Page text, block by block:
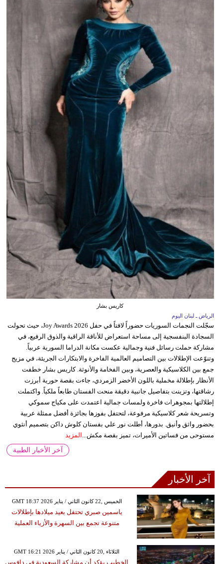
كاريس بشار
الرياض ـ لبنان اليوم
سجّلت النجمات السوريات حضوراً لافتاً في حفل Joy Awards 2026، حيث تحولت
السجادة البنفسجية إلى مساحة استعراض للأناقة الراقية والذوق الرفيع، في
مشاركة حملت رسائل فنية وجمالية عكست مكانة الدراما السورية عربياً.
وتنوّعت الإطلالات بين التصاميم العالمية الفاخرة والابتكارات الجريئة، في مزيج
جمع بين الكلاسيكية والعصرية، وبين الفخامة والأنوثة. كاريس بشار خطفت
الأنظار بإطلالة مخملية باللون الأخضر الزمردي، جاءت بقصة حورية أبرزت
رشاقتها، وتزينت بتفاصيل جانبية دقيقة منحت الفستان طابعاً ملكياً. واكتملت
إطلالتها بمجوهرات فاخرة ولمسات جمالية اعتمدت على مكياج سموكي
وتسريحة شعر كلاسيكية مرفوعة، لتحتفل بفوزها بجائزة أفضل ممثلة عربية
بحضور واثق وأنيق. بدورها، أطلت نور علي بفستان كلوش داكن بتصميم أنثوي
مستوحى من فساتين الأميرات، تميز بقصة مكش... المزيد
آخر الأخبار الطبية
آخر الأخبار
GMT 18:37 2026 الخميس ,22 كانون الثاني / يناير
ياسمين صبري تحتفل بعيد ميلادها بإطلالات
متنوعة تجمع بين السهرة والأزياء العملية
GMT 16:21 2026 الثلاثاء ,20 كانون الثاني / يناير
الخطيب يؤكد أن مشاركة السعودية في دافوس